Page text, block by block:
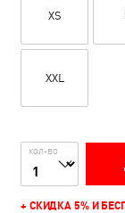
XS
XXL
КОЛ-ВО
+ СКИДКА 5% И